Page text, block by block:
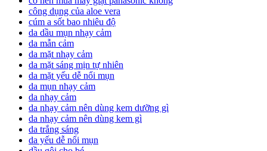
công dụng của aloe vera
cúm a sốt bao nhiêu độ
da dầu mụn nhạy cảm
da mẫn cảm
da mặt nhạy cảm
da mặt sáng mịn tự nhiên
da mặt yếu dễ nổi mụn
da mụn nhạy cảm
da nhạy cảm
da nhạy cảm nên dùng kem dưỡng gì
da nhạy cảm nên dùng kem gì
da trắng sáng
da yếu dễ nổi mụn